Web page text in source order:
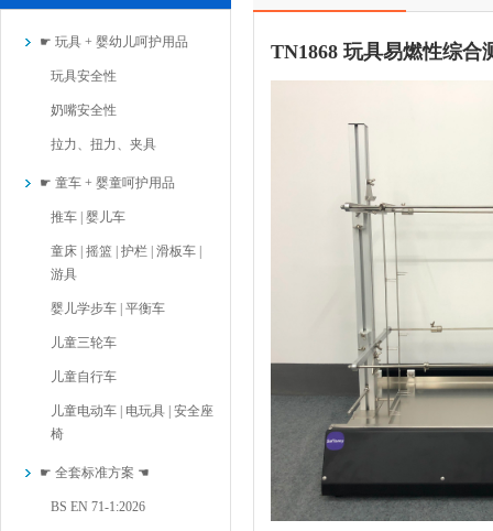
☛ 玩具 + 婴幼儿呵护用品
玩具安全性
奶嘴安全性
拉力、扭力、夹具
☛ 童车 + 婴童呵护用品
推车 | 婴儿车
童床 | 摇篮 | 护栏 | 滑板车 |
游具
婴儿学步车 | 平衡车
儿童三轮车
儿童自行车
儿童电动车 | 电玩具 | 安全座
椅
☛ 全套标准方案 ☚
BS EN 71-1:2026
TN1868 玩具易燃性综合